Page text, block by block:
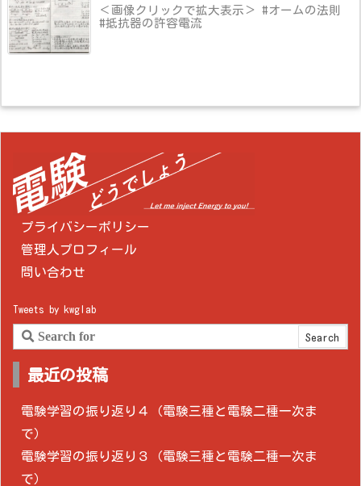
＜画像クリックで拡大表示＞ #オームの法則
#抵抗器の許容電流
プライバシーポリシー
管理人プロフィール
問い合わせ
Tweets by kwglab
最近の投稿
電験学習の振り返り４（電験三種と電験二種一次ま
で）
電験学習の振り返り３（電験三種と電験二種一次ま
で）